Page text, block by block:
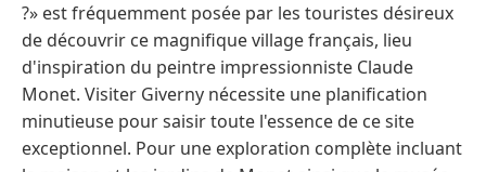
?» est fréquemment posée par les touristes désireux
de découvrir ce magnifique village français, lieu
d'inspiration du peintre impressionniste Claude
Monet. Visiter Giverny nécessite une planification
minutieuse pour saisir toute l'essence de ce site
exceptionnel. Pour une exploration complète incluant